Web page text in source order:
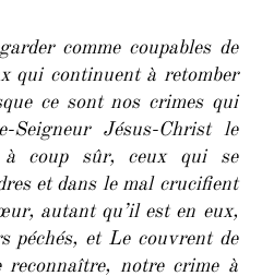
comme coupables de
qui continuent à retomber
ce sont nos crimes qui
Jésus-Christ le
coup sûr, ceux qui se
et dans le mal crucifient
autant qu’il est en eux,
et Le couvrent de
notre crime à